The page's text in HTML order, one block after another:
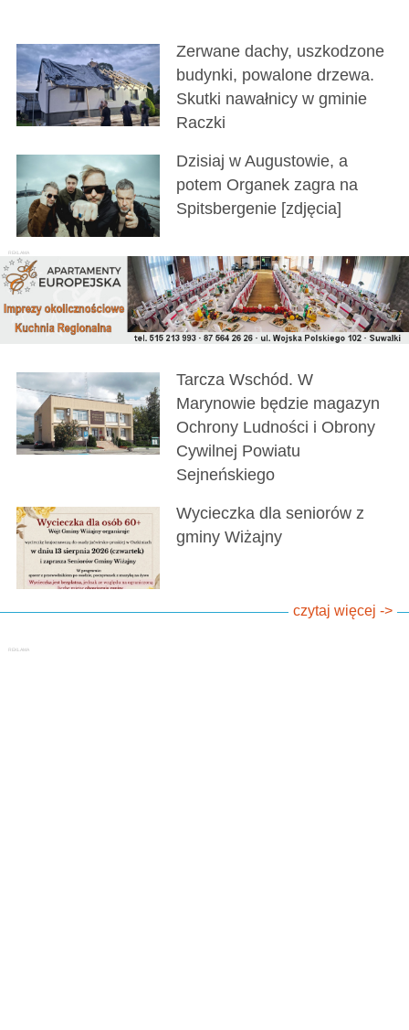
Zerwane dachy, uszkodzone
budynki, powalone drzewa.
Skutki nawałnicy w gminie
Raczki
Dzisiaj w Augustowie, a
potem Organek zagra na
Spitsbergenie [zdjęcia]
Tarcza Wschód. W
Marynowie będzie magazyn
Ochrony Ludności i Obrony
Cywilnej Powiatu
Sejneńskiego
Wycieczka dla seniorów z
gminy Wiżajny
czytaj więcej ->